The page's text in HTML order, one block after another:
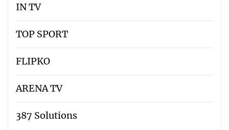
IN TV
TOP SPORT
FLIPKO
ARENA TV
387 Solutions